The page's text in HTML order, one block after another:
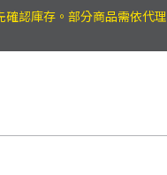
確認庫存。部分商品需依代